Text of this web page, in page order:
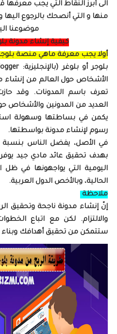
الى أبرز النقاط التي يجب
منها و التي أنصحك بالرجوع اليها
موضوعنا
كيفية إنشاء مدونة
أولا يجب معرفة ماهي منصة
الأشخاص حول العالم من إنشاء
تعرف باسم المدونات. وقد
العديد من المدونين والأشخاص
يكمن في بساطتها وسهولة
رسوم لإنشاء مدونة بواسطتها.
بهدف تحقيق عائد مادي جيد
اليومية التي يواجهونها في ظل
الحالية، وبالأخص الدول العربية.
ملاحظة
إنّ إنشاء مدونة ناجحة وتحقيق
والالتزام. لكن مع اتباع
ستتمكن من تحقيق أهدافك وبناء